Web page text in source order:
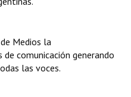
Medios la
comunicación generando
las voces.